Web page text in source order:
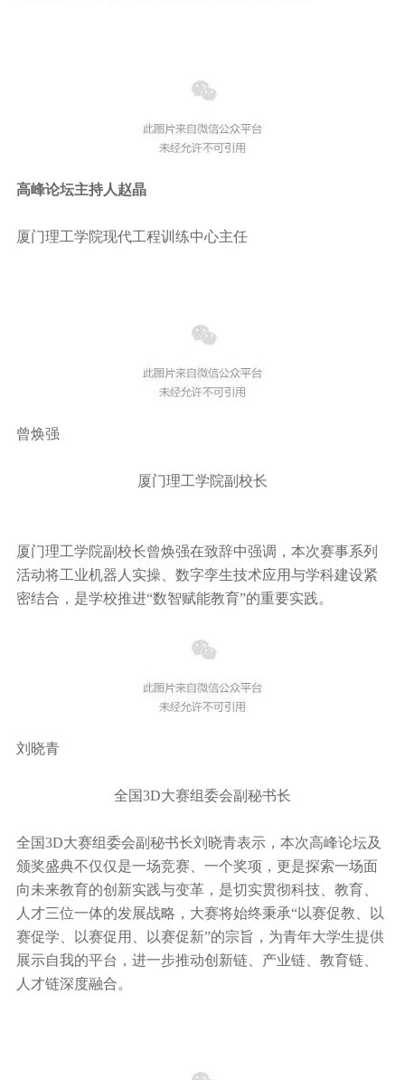
高峰论坛主持人赵晶
厦门理工学院现代工程训练中心主任
曾焕强
厦门理工学院副校长
厦门理工学院副校长曾焕强在致辞中强调，本次赛事系列
活动将工业机器人实操、数字孪生技术应用与学科建设紧
密结合，是学校推进“数智赋能教育”的重要实践。
刘晓青
全国3D大赛组委会副秘书长
全国3D大赛组委会副秘书长刘晓青表示，本次高峰论坛及
颁奖盛典不仅仅是一场竞赛、一个奖项，更是探索一场面
向未来教育的创新实践与变革，是切实贯彻科技、教育、
人才三位一体的发展战略，大赛将始终秉承“以赛促教、以
赛促学、以赛促用、以赛促新”的宗旨，为青年大学生提供
展示自我的平台，进一步推动创新链、产业链、教育链、
人才链深度融合。